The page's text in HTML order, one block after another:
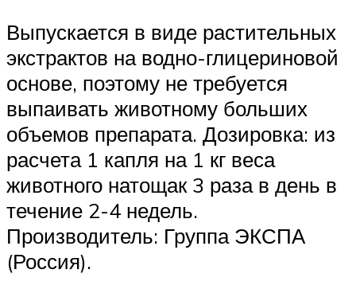
Выпускается в виде растительных
экстрактов на водно-глицериновой
основе, поэтому не требуется
выпаивать животному больших
объемов препарата. Дозировка: из
расчета 1 капля на 1 кг веса
животного натощак 3 раза в день в
течение 2-4 недель.
Производитель: Группа ЭКСПА
(Россия).